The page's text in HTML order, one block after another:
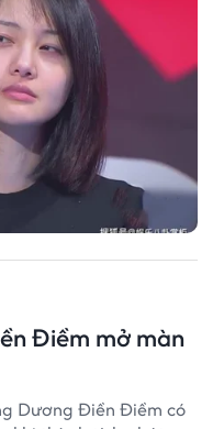
Điềm mở màn
Dương Điền Điềm có